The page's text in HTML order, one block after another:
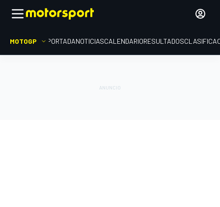
MOTOGP PORTADANOTICIASCALENDARIORESULTADOS